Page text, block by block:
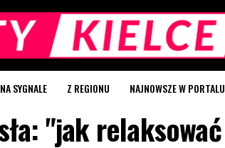
NA SYGNALE Z REGIONU NAJNOWSZE W PORTALU
"jak